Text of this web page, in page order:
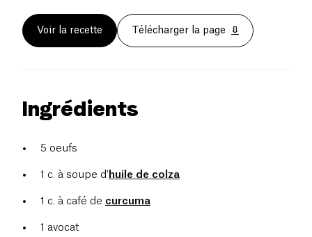
Voir la recette Télécharger la page
Ingrédients
5 oeufs
1 c. à soupe d' huile de colza
1 c. à café de curcuma
1 avocat